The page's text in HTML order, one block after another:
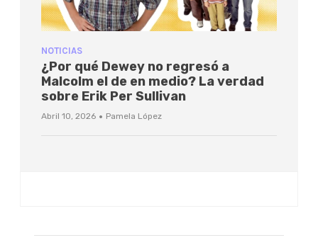
NOTICIAS
¿Por qué Dewey no regresó a
Malcolm el de en medio? La verdad
sobre Erik Per Sullivan
Abril 10, 2026 · Pamela López